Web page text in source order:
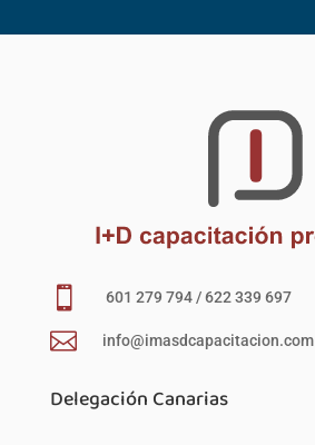
 601 279 794 / 622 339 697
 info@imasdcapacitacion.com
Delegación Canarias